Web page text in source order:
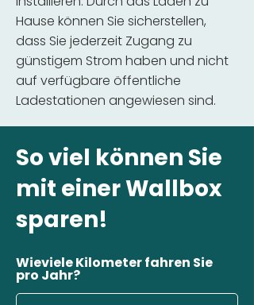
Hause können Sie sicherstellen,
dass Sie jederzeit Zugang zu
günstigem Strom haben und nicht
auf verfügbare öffentliche
Ladestationen angewiesen sind.
So viel können Sie
mit einer Wallbox
sparen!
Wieviele Kilometer fahren Sie
pro Jahr?